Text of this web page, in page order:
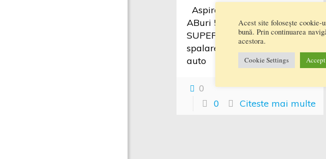
Aspirator Profesional Cu
ABuri 5 bar AQUA-KING F5
SUPERIOR pentru curatare
spalare tapiterie auto interior
auto
0
0
Citeste mai multe
Acest site folosește cookie-
bună. Prin continuarea
acestora.
Cookie Settings